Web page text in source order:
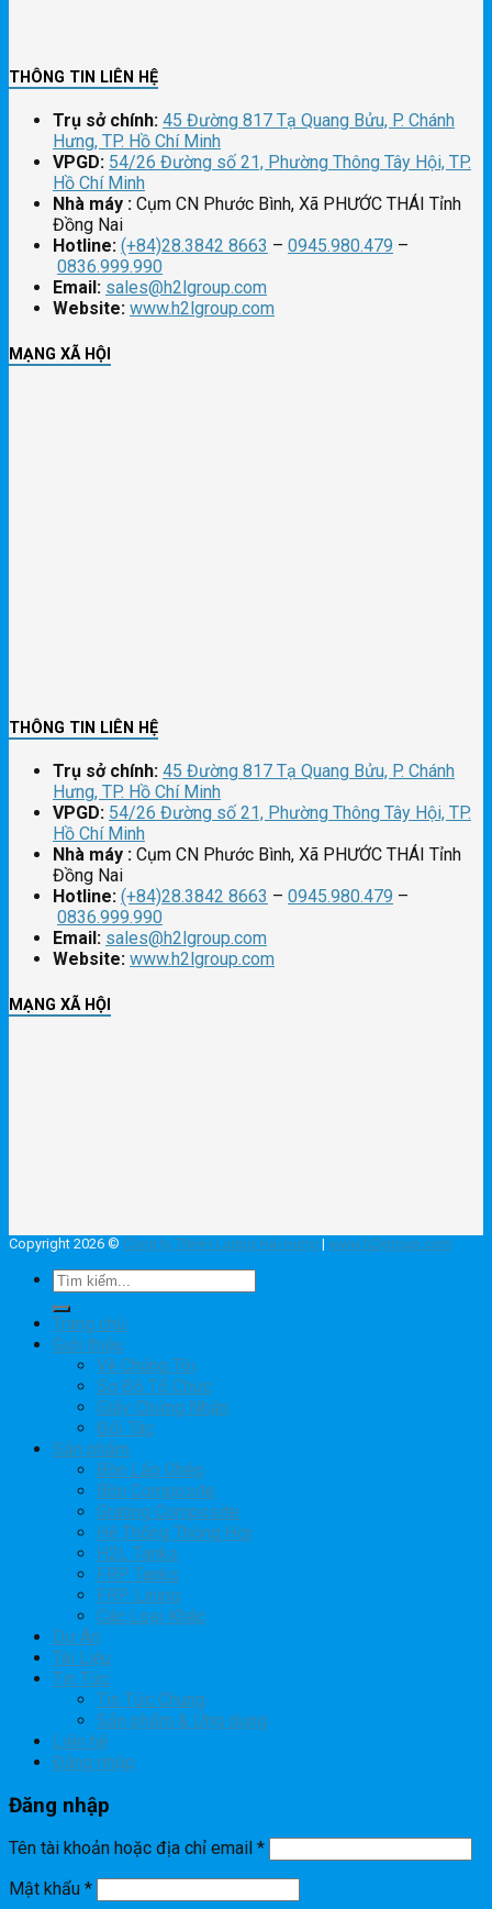
THÔNG TIN LIÊN HỆ
Trụ sở chính: 45 Đường 817 Tạ Quang Bửu, P. Chánh
Hưng, TP. Hồ Chí Minh
VPGD: 54/26 Đường số 21, Phường Thông Tây Hội, TP.
Hồ Chí Minh
Nhà máy : Cụm CN Phước Bình, Xã PHƯỚC THÁI Tỉnh
Đồng Nai
Hotline: (+84)28.3842 8663 – 0945.980.479 –
0836.999.990
Email: sales@h2lgroup.com
Website: www.h2lgroup.com
MẠNG XÃ HỘI
THÔNG TIN LIÊN HỆ
Trụ sở chính: 45 Đường 817 Tạ Quang Bửu, P. Chánh
Hưng, TP. Hồ Chí Minh
VPGD: 54/26 Đường số 21, Phường Thông Tây Hội, TP.
Hồ Chí Minh
Nhà máy : Cụm CN Phước Bình, Xã PHƯỚC THÁI Tỉnh
Đồng Nai
Hotline: (+84)28.3842 8663 – 0945.980.479 –
0836.999.990
Email: sales@h2lgroup.com
Website: www.h2lgroup.com
MẠNG XÃ HỘI
Copyright 2026 © Công ty TNHH Lương Hải Hưng | www.h2lgroup.com
Tìm
kiếm:
Trang chủ
Giới thiệu
Về Chúng Tôi
Sơ Đồ Tổ Chức
Giấy Chứng Nhận
Đối Tác
Sản phẩm
Bồn Lắp Ghép
Bồn Composite
Grating Composite
Hệ Thống Thông Hơi
H2L Tanks
FRP Tanks
FRP Lining
Các Loại Khác
Dự Án
Tài Liệu
Tin Tức
Tin Tức Chung
Sản phẩm & Ứng dụng
Liên hệ
Đăng nhập
Đăng nhập
Tên tài khoản hoặc địa chỉ email *
Mật khẩu *